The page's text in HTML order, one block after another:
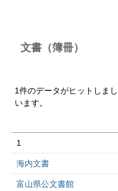
文書（簿冊）
1件のデータがヒットしま
います。
1
海内文書
富山県公文書館